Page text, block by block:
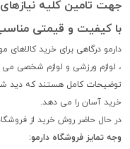
جهت تامین کلیه
با کیفیت و قیمتی
دارمو درگاهی برای خرید کالاهای
، لوازم ورزشی و لوازم شخصی
توضیحات کامل هستند که دید
خرید آسان را می دهد.
در حال حاضر روش خرید از
وجه تمایز فروشگاه دارمو: